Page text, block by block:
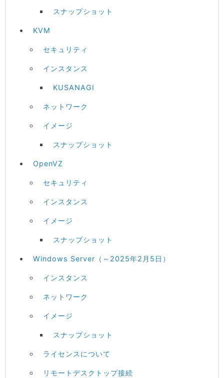
スナップショット
KVM
セキュリティ
インスタンス
KUSANAGI
ネットワーク
イメージ
スナップショット
OpenVZ
セキュリティ
インスタンス
イメージ
スナップショット
Windows Server（～2025年2月5日）
インスタンス
ネットワーク
イメージ
スナップショット
ライセンスについて
リモートデスクトップ接続